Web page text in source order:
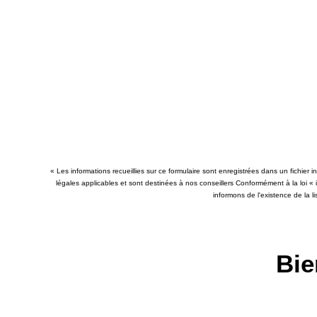
« Les informations recueillies sur ce formulaire sont enregistrées dans un fichier
légales applicables et sont destinées à nos conseillers Conformément à la loi
informons de l'existence de la